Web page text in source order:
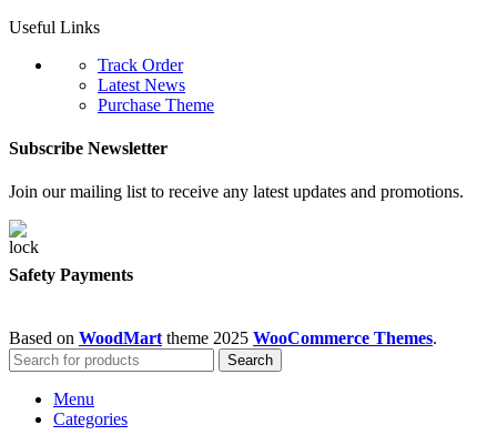
Useful Links
Track Order
Latest News
Purchase Theme
Subscribe Newsletter
Join our mailing list to receive any latest updates and promotions.
Safety Payments
Based on WoodMart theme 2025 WooCommerce Themes.
Search
Menu
Categories